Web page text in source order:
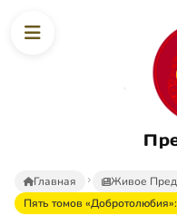
Главная
Живое
Пять томов